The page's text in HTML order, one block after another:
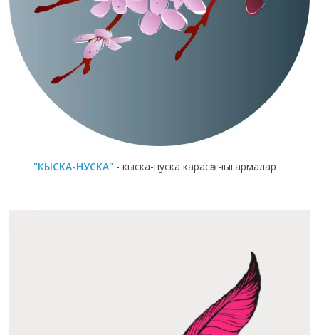
"КЫСКА-НУСКА" - кыска-нуска карасөз чыгармалар